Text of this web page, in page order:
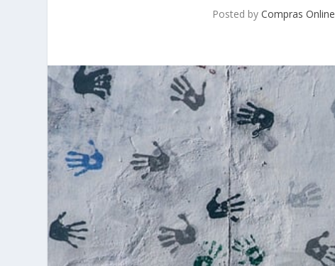
Posted byCompras Online